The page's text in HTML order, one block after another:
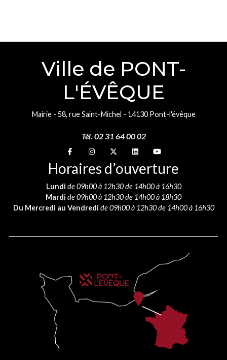
Ville de PONT-
L'ÉVÊQUE
Mairie - 58, rue Saint-Michel - 14130 Pont-l'évêque
Tél. 02 31 64 00 02
Suivez-nous sur
Suivez-nous sur
Suivez-nous sur
Suivez-nous sur
Suivez-nous sur
Horaires d’ouverture
Lundi de 09h00 à 12h30 de 14h00 à 16h30
Mardi de 09h00 à 12h30 de 14h00 à 18h30
Du Mercredi au Vendredi de 09h00 à 12h30 de 14h00 à 16h30